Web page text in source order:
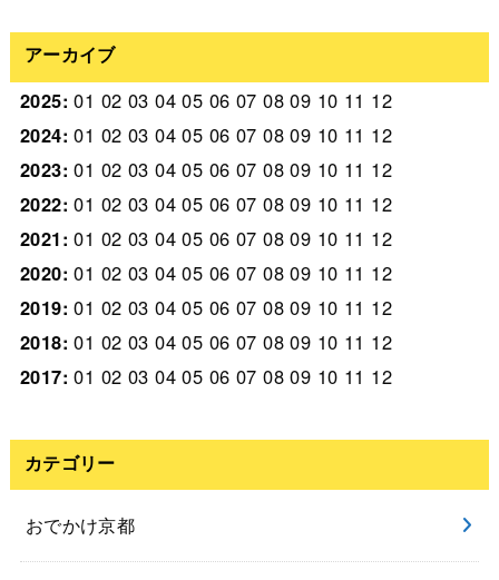
アーカイブ
2025:01 02 03 04 05 06 07 08 09 10 11 12
2024:01 02 03 04 05 06 07 08 09 10 11 12
2023:01 02 03 04 05 06 07 08 09 10 11 12
2022:01 02 03 04 05 06 07 08 09 10 11 12
2021:01 02 03 04 05 06 07 08 09 10 11 12
2020:01 02 03 04 05 06 07 08 09 10 11 12
2019:01 02 03 04 05 06 07 08 09 10 11 12
2018:01 02 03 04 05 06 07 08 09 10 11 12
2017:01 02 03 04 05 06 07 08 09 10 11 12
カテゴリー
おでかけ京都